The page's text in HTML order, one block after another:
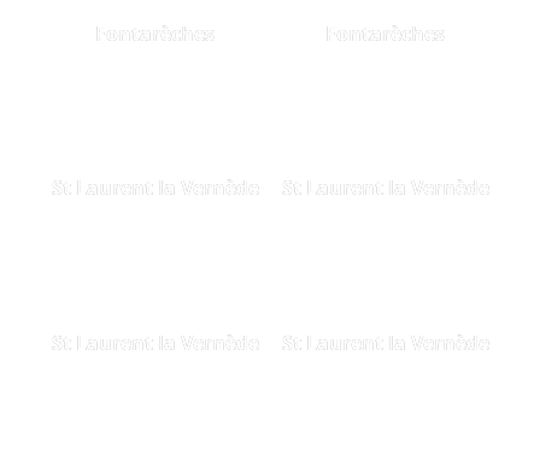
Fontarèches Fontarèches
St Laurent la Vernède St Laurent la Vernède
St Laurent la Vernède St Laurent la Vernède